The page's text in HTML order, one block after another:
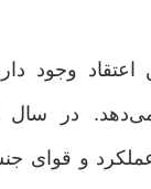
اعتقاد وجود
عملکرد و قوای